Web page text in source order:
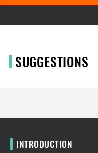
SUGGESTIONS
INTRODUCTION